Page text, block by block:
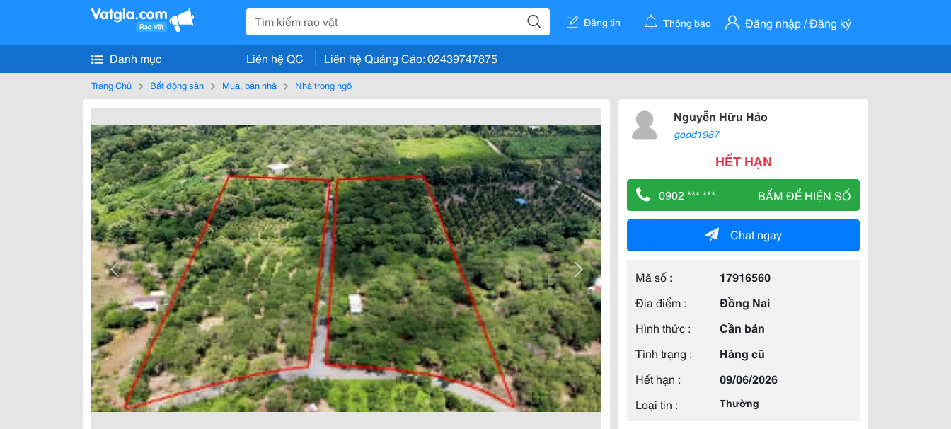
Đăng tin Thông báo Đăng nhập / Đăng ký
Danh mục Liên hệ QC Liên hệ Quảng Cáo: 02439747875
Trang Chủ Bất động sản Mua, bán nhà Nhà trong ngõ
Nguyễn Hữu Hảo
good1987
HẾT HẠN
0902 *** *** BẤM ĐỂ HIỆN SỐ
Chat ngay
Mã số :
17916560
Địa điểm :
Đồng Nai
Hình thức :
Cần bán
Tình trạng :
Hàng cũ
Hết hạn :
09/06/2026
Loại tin :
Thường